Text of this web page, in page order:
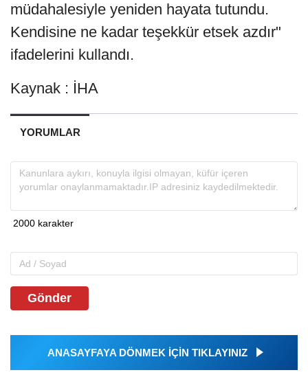
müdahalesiyle yeniden hayata tutundu.
Kendisine ne kadar teşekkür etsek azdır"
ifadelerini kullandı.
Kaynak : İHA
YORUMLAR
Gönder
ANASAYFAYA DÖNMEK İÇİN TIKLAYINIZ